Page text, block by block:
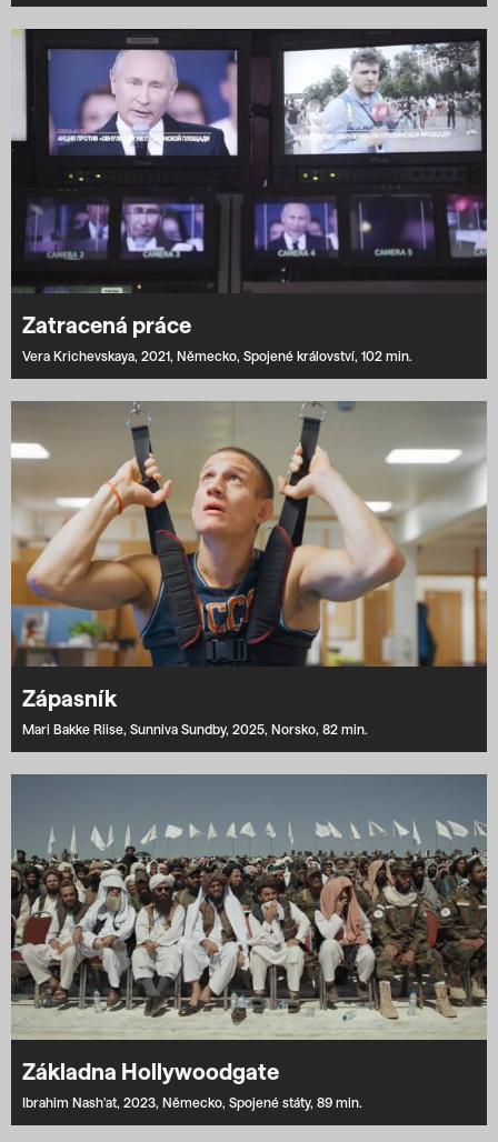
Zatracená práce
Vera Krichevskaya, 2021, Německo, Spojené království, 102 min.
Zápasník
Mari Bakke Riise, Sunniva Sundby, 2025, Norsko, 82 min.
Základna Hollywoodgate
Ibrahim Nash'at, 2023, Německo, Spojené státy, 89 min.